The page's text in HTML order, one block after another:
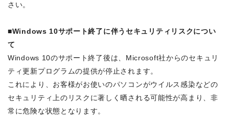
さい。
■Windows 10サポート終了に伴うセキュリティリスクについ
て
Windows 10のサポート終了後は、Microsoft社からのセキュリ
ティ更新プログラムの提供が停止されます。
これにより、お客様がお使いのパソコンがウイルス感染などの
セキュリティ上のリスクに著しく晒される可能性が高まり、非
常に危険な状態となります。